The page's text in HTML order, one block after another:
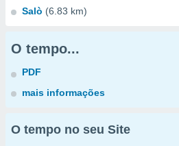
Salò (6.83 km)
O tempo...
PDF
mais informações
O tempo no seu Site